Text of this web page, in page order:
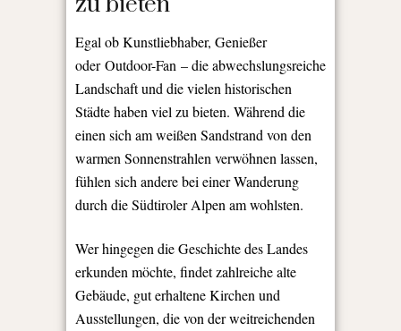
Egal ob Kunstliebhaber, Genießer
oder Outdoor-Fan – die abwechslungsreiche
Landschaft und die vielen historischen
Städte haben viel zu bieten. Während die
einen sich am weißen Sandstrand von den
warmen Sonnenstrahlen verwöhnen lassen,
fühlen sich andere bei einer Wanderung
durch die Südtiroler Alpen am wohlsten.
Wer hingegen die Geschichte des Landes
erkunden möchte, findet zahlreiche alte
Gebäude, gut erhaltene Kirchen und
Ausstellungen, die von der weitreichenden